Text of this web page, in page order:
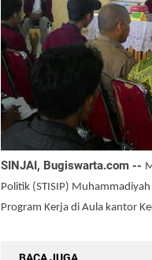
SINJAI, Bugiswarta.com --
Politik (STISIP)
Program Kerja‎ di Aula kantor